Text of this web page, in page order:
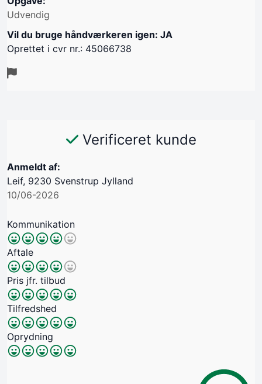
Udvendig
Vil du bruge håndværkeren igen: JA
Oprettet i cvr nr.: 45066738
Verificeret kunde
Anmeldt af:
Leif, 9230 Svenstrup Jylland
10/06-2026
Kommunikation
Aftale
Pris jfr. tilbud
Tilfredshed
Oprydning